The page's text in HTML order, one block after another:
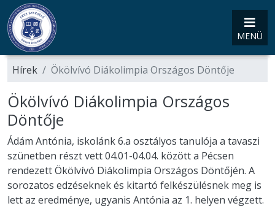
MENÜ
Hírek Ökölvívó Diákolimpia Országos Döntője
Ökölvívó Diákolimpia Országos
Döntője
Ádám Antónia, iskolánk 6.a osztályos tanulója a tavaszi
szünetben részt vett 04.01-04.04. között a Pécsen
rendezett Ökölvívó Diákolimpia Országos Döntőjén. A
sorozatos edzéseknek és kitartó felkészülésnek meg is
lett az eredménye, ugyanis Antónia az 1. helyen végzett.